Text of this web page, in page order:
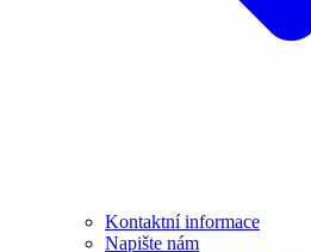
Kontaktní informace
Napište nám